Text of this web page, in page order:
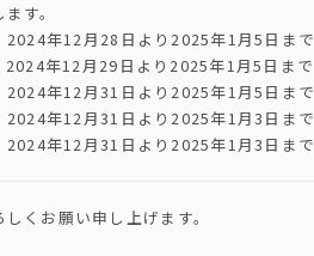
す。
28日より2025年1月5日まで
年12月29日より2025年1月5日まで
年12月31日より2025年1月5日まで
年12月31日より2025年1月3日まで
12月31日より2025年1月3日まで
くお願い申し上げます。